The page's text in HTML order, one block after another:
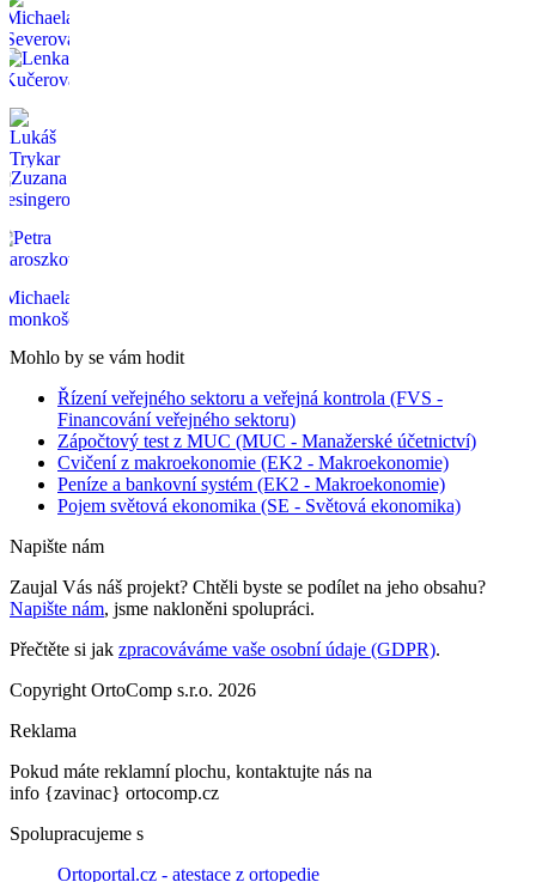
Mohlo by se vám hodit
Řízení veřejného sektoru a veřejná kontrola (FVS -
Financování veřejného sektoru)
Zápočtový test z MUC (MUC - Manažerské účetnictví)
Cvičení z makroekonomie (EK2 - Makroekonomie)
Peníze a bankovní systém (EK2 - Makroekonomie)
Pojem světová ekonomika (SE - Světová ekonomika)
Napište nám
Zaujal Vás náš projekt? Chtěli byste se podílet na jeho obsahu?
Napište nám, jsme nakloněni spolupráci.
Přečtěte si jak zpracováváme vaše osobní údaje (GDPR).
Copyright OrtoComp s.r.o. 2026
Reklama
Pokud máte reklamní plochu, kontaktujte nás na
info {zavinac} ortocomp.cz
Spolupracujeme s
Ortoportal.cz - atestace z ortopedie